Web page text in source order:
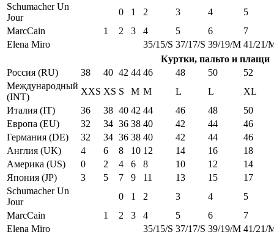
Schumacher Un
Jour
0 1 2 3 4
5
MarcCain
1 2 3 4 5 6
7
Elena Miro
35/15/S 37/17/S 39/19/M 41/21/
Куртки, пальто и плащи
Россия (RU)
38 40 42 44 46 48 50
52
Международный
(INT)
XXS XS S M M L L
XL
Италия (IT)
36 38 40 42 44 46 48
50
Европа (EU)
32 34 36 38 40 42 44
46
Германия (DE)
32 34 36 38 40 42 44
46
Англия (UK)
4 6 8 10 12 14 16
18
Америка (US)
0 2 4 6 8 10 12
14
Япония (JP)
3 5 7 9 11 13 15
17
Schumacher Un
Jour
0 1 2 3 4
5
MarcCain
1 2 3 4 5 6
7
Elena Miro
35/15/S 37/17/S 39/19/M 41/21/